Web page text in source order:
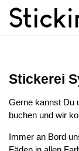
Stickerei
Gerne kannst Du
buchen und wir
Immer an Bord